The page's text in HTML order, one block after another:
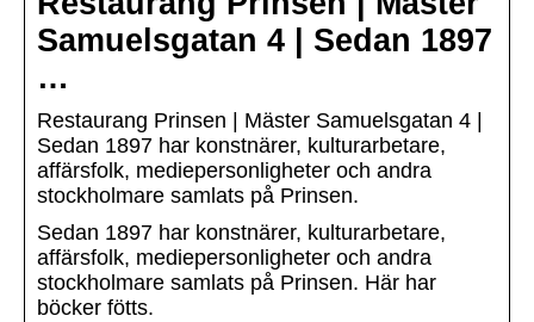
Samuelsgatan 4 | Sedan 1897
…
Restaurang Prinsen | Mäster Samuelsgatan 4 |
Sedan 1897 har konstnärer, kulturarbetare,
affärsfolk, mediepersonligheter och andra
stockholmare samlats på Prinsen.
Sedan 1897 har konstnärer, kulturarbetare,
affärsfolk, mediepersonligheter och andra
stockholmare samlats på Prinsen. Här har
böcker fötts.